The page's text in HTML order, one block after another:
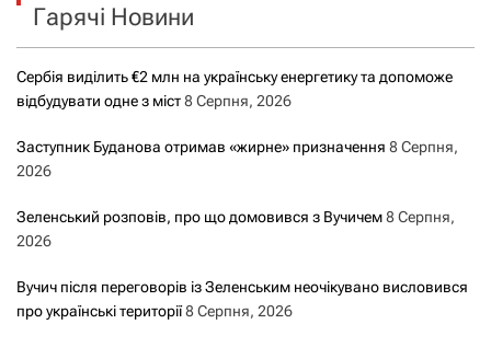
Гарячі Новини
Сербія виділить €2 млн на українську енергетику та допоможе
відбудувати одне з міст8 Серпня, 2026
Заступник Буданова отримав «жирне» призначення 8 Серпня,
2026
Зеленський розповів, про що домовився з Вучичем8 Серпня,
2026
Вучич після переговорів із Зеленським неочікувано висловився
про українські території8 Серпня, 2026